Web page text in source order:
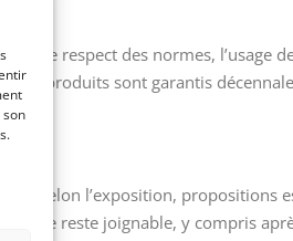
son
. Le respect des normes, l’usage
Les produits sont garantis
selon l’exposition, propositions
reste joignable, y compris